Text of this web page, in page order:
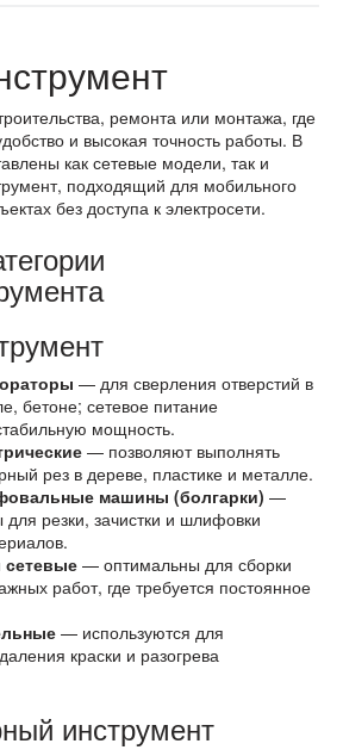
ремонта или монтажа, где
и высокая точность работы. В
как сетевые модели, так и
подходящий для мобильного
без доступа к электросети.
— для сверления отверстий в
бетоне; сетевое питание
мощность.
— позволяют выполнять
рез в дереве, пластике и металле.
машины (болгарки) —
резки, зачистки и шлифовки
— оптимальны для сборки
работ, где требуется постоянное
— используются для
краски и разогрева
инструмент